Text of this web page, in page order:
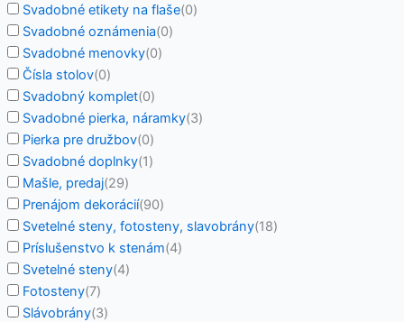
Svadobné etikety na flaše(0)
Svadobné oznámenia(0)
Svadobné menovky(0)
Čísla stolov(0)
Svadobný komplet(0)
Svadobné pierka, náramky(3)
Pierka pre družbov(0)
Svadobné doplnky(1)
Mašle, predaj(29)
Prenájom dekorácií(90)
Svetelné steny, fotosteny, slavobrány(18)
Príslušenstvo k stenám(4)
Svetelné steny(4)
Fotosteny(7)
Slávobrány(3)